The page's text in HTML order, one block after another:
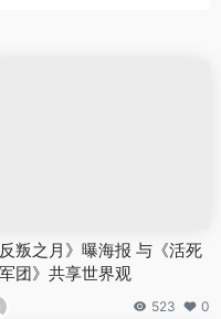
反叛之月》曝海报 与《活死
团》共享世界观
523 0